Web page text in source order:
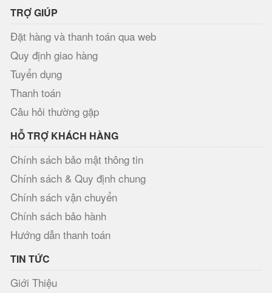
TRỢ GIÚP
Đặt hàng và thanh toán qua web
Quy định giao hàng
Tuyển dụng
Thanh toán
Câu hỏi thường gặp
HỖ TRỢ KHÁCH HÀNG
Chính sách bảo mật thông tin
Chính sách & Quy định chung
Chính sách vận chuyển
Chính sách bảo hành
Hướng dẫn thanh toán
TIN TỨC
Giới Thiệu